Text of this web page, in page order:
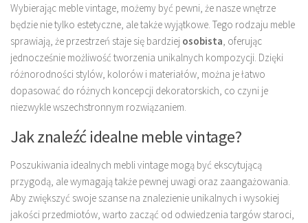
Wybierając meble vintage, możemy być pewni, że nasze wnętrze
będzie nie tylko estetyczne, ale także wyjątkowe. Tego rodzaju meble
sprawiają, że przestrzeń staje się bardziej osobista, oferując
jednocześnie możliwość tworzenia unikalnych kompozycji. Dzięki
różnorodności stylów, kolorów i materiałów, można je łatwo
dopasować do różnych koncepcji dekoratorskich, co czyni je
niezwykle wszechstronnym rozwiązaniem.
Jak znaleźć idealne meble vintage?
Poszukiwania idealnych mebli vintage mogą być ekscytującą
przygodą, ale wymagają także pewnej uwagi oraz zaangażowania.
Aby zwiększyć swoje szanse na znalezienie unikalnych i wysokiej
jakości przedmiotów, warto zacząć od odwiedzenia targów staroci,